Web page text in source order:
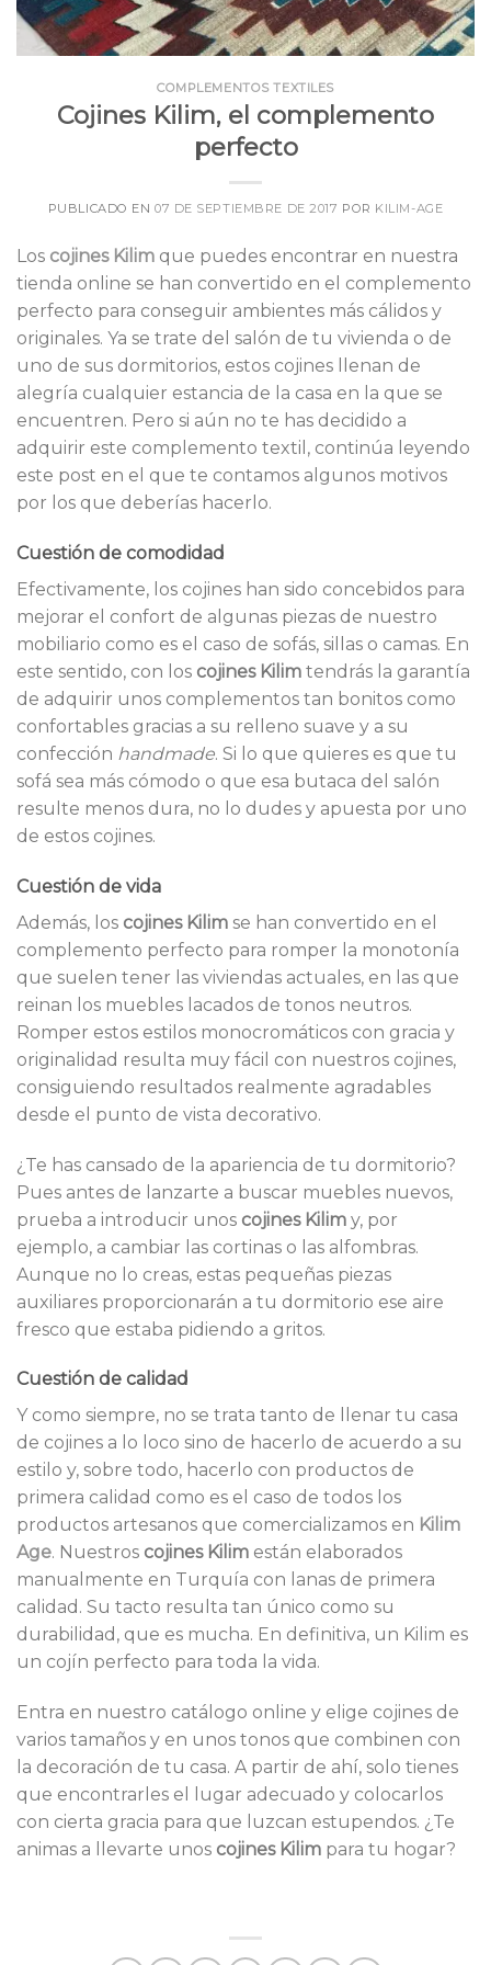
COMPLEMENTOS TEXTILES
Cojines Kilim, el complemento
perfecto
PUBLICADO EN 07 DE SEPTIEMBRE DE 2017 POR KILIM-AGE
Los cojines Kilim que puedes encontrar en nuestra
tienda online se han convertido en el complemento
perfecto para conseguir ambientes más cálidos y
originales. Ya se trate del salón de tu vivienda o de
uno de sus dormitorios, estos cojines llenan de
alegría cualquier estancia de la casa en la que se
encuentren. Pero si aún no te has decidido a
adquirir este complemento textil, continúa leyendo
este post en el que te contamos algunos motivos
por los que deberías hacerlo.
Cuestión de comodidad
Efectivamente, los cojines han sido concebidos para
mejorar el confort de algunas piezas de nuestro
mobiliario como es el caso de sofás, sillas o camas. En
este sentido, con los cojines Kilim tendrás la garantía
de adquirir unos complementos tan bonitos como
confortables gracias a su relleno suave y a su
confección handmade. Si lo que quieres es que tu
sofá sea más cómodo o que esa butaca del salón
resulte menos dura, no lo dudes y apuesta por uno
de estos cojines.
Cuestión de vida
Además, los cojines Kilim se han convertido en el
complemento perfecto para romper la monotonía
que suelen tener las viviendas actuales, en las que
reinan los muebles lacados de tonos neutros.
Romper estos estilos monocromáticos con gracia y
originalidad resulta muy fácil con nuestros cojines,
consiguiendo resultados realmente agradables
desde el punto de vista decorativo.
¿Te has cansado de la apariencia de tu dormitorio?
Pues antes de lanzarte a buscar muebles nuevos,
prueba a introducir unos cojines Kilim y, por
ejemplo, a cambiar las cortinas o las alfombras.
Aunque no lo creas, estas pequeñas piezas
auxiliares proporcionarán a tu dormitorio ese aire
fresco que estaba pidiendo a gritos.
Cuestión de calidad
Y como siempre, no se trata tanto de llenar tu casa
de cojines a lo loco sino de hacerlo de acuerdo a su
estilo y, sobre todo, hacerlo con productos de
primera calidad como es el caso de todos los
productos artesanos que comercializamos en Kilim
Age. Nuestros cojines Kilim están elaborados
manualmente en Turquía con lanas de primera
calidad. Su tacto resulta tan único como su
durabilidad, que es mucha. En definitiva, un Kilim es
un cojín perfecto para toda la vida.
Entra en nuestro catálogo online y elige cojines de
varios tamaños y en unos tonos que combinen con
la decoración de tu casa. A partir de ahí, solo tienes
que encontrarles el lugar adecuado y colocarlos
con cierta gracia para que luzcan estupendos. ¿Te
animas a llevarte unos cojines Kilim para tu hogar?